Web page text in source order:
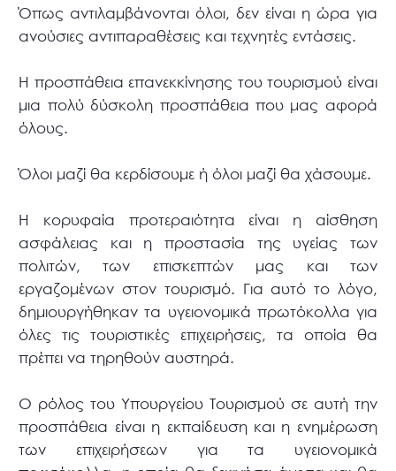
Όπως αντιλαμβάνονται όλοι, δεν είναι η ώρα για
ανούσιες αντιπαραθέσεις και τεχνητές εντάσεις.
Η προσπάθεια επανεκκίνησης του τουρισμού είναι
μια πολύ δύσκολη προσπάθεια που μας αφορά
όλους.
Όλοι μαζί θα κερδίσουμε ή όλοι μαζί θα χάσουμε.
Η κορυφαία προτεραιότητα είναι η αίσθηση
ασφάλειας και η προστασία της υγείας των
πολιτών, των επισκεπτών μας και των
εργαζομένων στον τουρισμό. Για αυτό το λόγο,
δημιουργήθηκαν τα υγειονομικά πρωτόκολλα για
όλες τις τουριστικές επιχειρήσεις, τα οποία θα
πρέπει να τηρηθούν αυστηρά.
Ο ρόλος του Υπουργείου Τουρισμού σε αυτή την
προσπάθεια είναι η εκπαίδευση και η ενημέρωση
των επιχειρήσεων για τα υγειονομικά